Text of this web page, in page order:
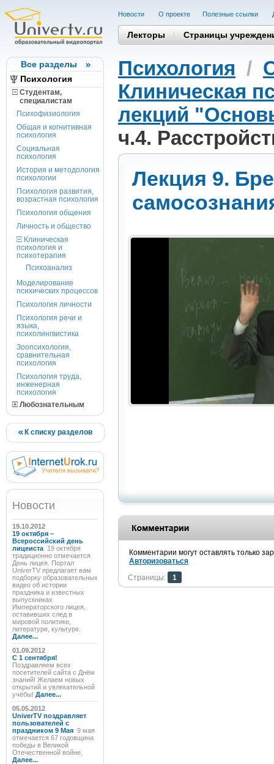
Все разделы
Психология
Студентам,
cпециалистам
Психофизиология
Общая и когнитивная
психология
Социальная
психология
История и методология
психологии
Психология развития,
возрастная психология
Психология общения
Личность и общество
Клиническая
психология и
психотерапия
Психоанализ
Моделирование
психических процессов
Психология личности
Психология речи и
языка,
психолингвистика
Зоопсихология,
сравнительная
психология
Психология труда,
инженерная
психология
Любознательным
К списку разделов
Новости
19.10.2012
19 октября –
Всероссийский день
лицеиста 19 октября
традиционно отмечается
День лицея. Портал
UniverTV предлагает вам
подборку образовательных
видео об истории
праздника и известных
выпускниках
Императорского лицея,
оставивших след в
мировой политике,
литературе, культуре.
Далее...
01.09.2012
C 1 сентября!
Поздравляем всех
посетителей сайта с Днём
знаний! Желаем новых
открытий и увлекательной
учёбы! Далее...
05.05.2012
UniverTV поздравляет
пользователей с
праздником 9 Мая 9 мая
отмечается 67 годовщина
победы в Великой
Отечественной войне.
Далее...
Новости О проекте Полезные cсылки
Лекторы Страницы
Психология /
Клиническая
лекций
ч.4.
Лекция 9.
Комментарии могут оставлять только
Авторизоваться
Страницы:
1